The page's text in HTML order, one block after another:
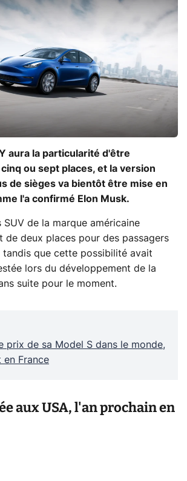
aura la particularité d'être
ou sept places, et la version
de sièges va bientôt être mise en
l'a confirmé Elon Musk.
SUV de la marque américaine
de deux places pour des passagers
tandis que cette possibilité avait
lors du développement de la
suite pour le moment.
prix de sa Model S dans le monde,
en France
aux USA, l'an prochain en